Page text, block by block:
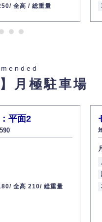
全高 / 総重量
月極駐車場
平面2
全高 210/ 総重量